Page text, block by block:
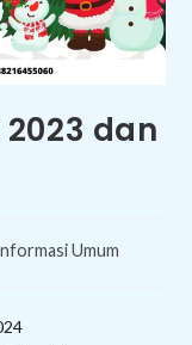
dan
Umum